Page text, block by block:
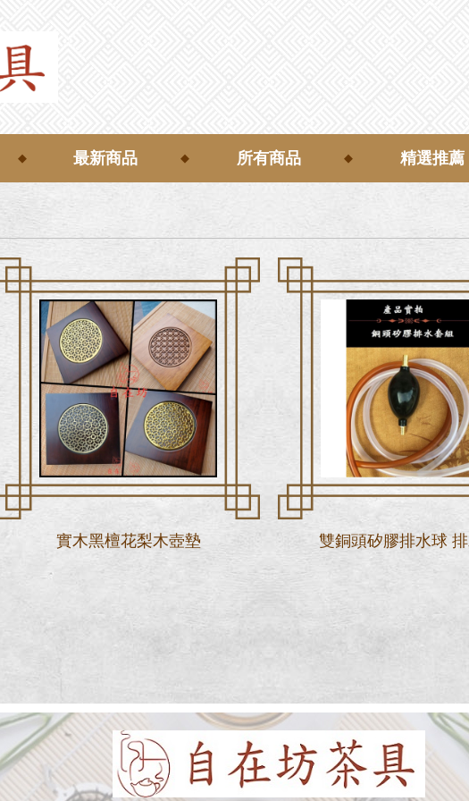
最新商品 所有商品 精選推薦
實木黑檀花梨木壺墊 雙銅頭矽膠排水球